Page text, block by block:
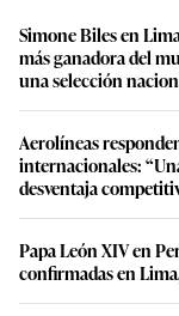
Simone Biles en
más ganadora del
una selección
Aerolíneas
internacionales:
desventaja
Papa León XIV en
confirmadas en